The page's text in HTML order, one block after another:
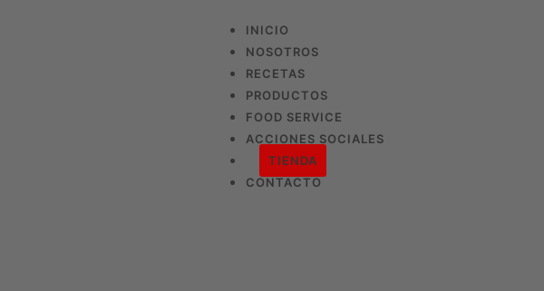
INICIO
NOSOTROS
RECETAS
PRODUCTOS
FOOD SERVICE
ACCIONES SOCIALES
TIENDA
CONTACTO